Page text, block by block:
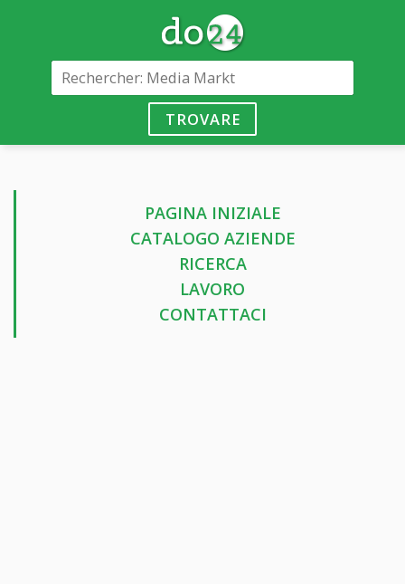
TROVARE
PAGINA INIZIALE
CATALOGO AZIENDE
RICERCA
LAVORO
CONTATTACI